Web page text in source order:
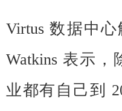
Virtus 数据中
Watkins 表示
业都有自己到